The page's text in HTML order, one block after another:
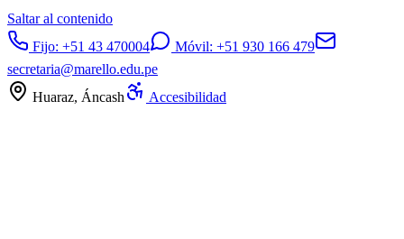
Saltar al contenido
Fijo: +51 43 470004 Móvil: +51 930 166 479
secretaria@marello.edu.pe
Huaraz, Áncash
Accesibilidad